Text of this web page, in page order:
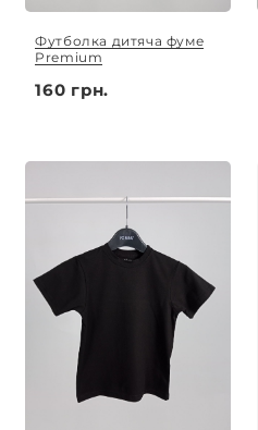
Футболка дитяча фуме
Premium
160 грн.